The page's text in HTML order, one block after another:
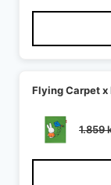
Flying Carpet
1.859